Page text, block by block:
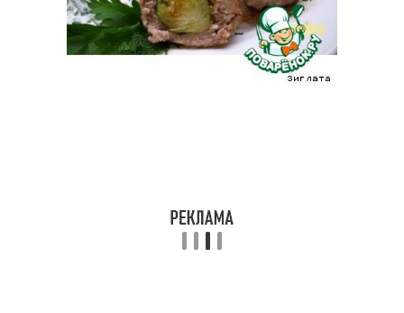
Капусты на молоке